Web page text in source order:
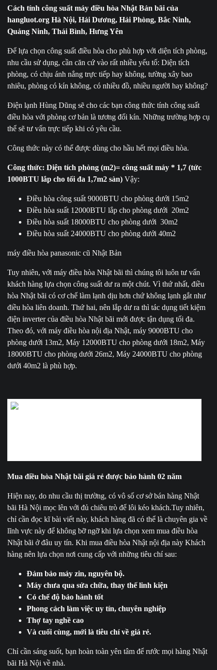
Cách tính công suất máy điều hòa Nhật Bản bãi của
hangluot.org Hà Nội, Hải Dương, Hải Phòng, Bắc Ninh,
Quảng Ninh, Thái Bình, Hưng Yên
Để lựa chọn công suất điều hòa cho phù hợp với diện tích phòng,
nhu cầu sử dụng, cần căn cứ vào rất nhiều yếu tố: Diện tích
phòng, có chịu ánh nắng trực tiếp hay không, tường xây bao
nhiêu, phòng có kín không, có nhiều đồ, nhiều người hay không?
Điện lạnh Hùng Dũng sẽ cho các bạn công thức tính công suất
điều hòa với phòng cơ bản là tương đối kín. Những trường hợp cụ
thể sẽ tư vấn trực tiếp khi có yêu cầu.
Công thức này có thể được dùng cho hầu hết mọi điều hòa.
Công thức: Diện tích phòng (m2)= công suất máy * 1,7 (tức
1000BTU lắp cho tối đa 1,7m2 sàn) Vậy:
Điều hòa công suất 9000BTU cho phòng dưới 15m2
Điều hòa suất 12000BTU lắp cho phòng dưới 20m2
Điều hòa suất 18000BTU cho phòng dưới 30m2
Điều hòa suất 24000BTU cho phòng dưới 40m2
máy điều hòa panasonic cũ Nhật Bản
Tuy nhiên, với máy điều hòa Nhật bãi thì chúng tôi luôn tư vấn
khách hàng lựa chọn công suất dư ra một chút. Vì thứ nhất, điều
hòa Nhật bãi có cơ chế làm lạnh dịu hơn chứ không lạnh gắt như
điều hòa liên doanh. Thứ hai, nên lắp dư ra thì tác dụng tiết kiệm
điện inverter của điều hòa Nhật bãi mới được tận dụng tối đa.
Theo đó, với máy điều hòa nội địa Nhật, máy 9000BTU cho
phòng dưới 13m2, Máy 12000BTU cho phòng dưới 18m2, Máy
18000BTU cho phòng dưới 26m2, Máy 24000BTU cho phòng
dưới 40m2 là phù hợp.
Mua điều hòa Nhật bãi giá rẻ được bảo hành 02 năm
Hiện nay, do nhu cầu thị trường, có vô số cơ sở bán hàng Nhật
bãi Hà Nội mọc lên với đủ chiêu trò để lôi kéo khách.Tuy nhiên,
chỉ cần đọc kĩ bài viết này, khách hàng đã có thể là chuyên gia về
lĩnh vực này để không bỡ ngỡ khi lựa chọn xem mua điều hòa
Nhật bãi ở đâu uy tín. Khi mua điều hòa Nhật nội địa này Khách
hàng nên lựa chọn nơi cung cấp với những tiêu chí sau:
Đảm bảo máy zin, nguyên bộ.
Máy chưa qua sửa chữa, thay thế linh kiện
Có chế độ bảo hành tốt
Phong cách làm việc uy tín, chuyên nghiệp
Thợ tay nghề cao
Và cuối cùng, mới là tiêu chí về giá rẻ.
Chỉ cần sáng suốt, bạn hoàn toàn yên tâm để rước mọi hàng Nhật
bãi Hà Nội về nhà.